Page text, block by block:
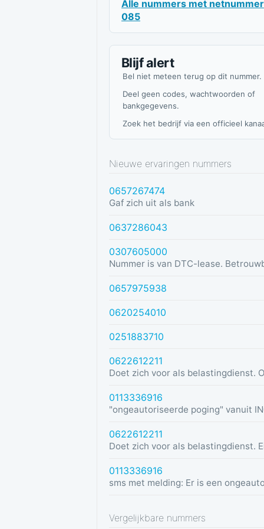
Alle nummers met netnummer
085
Blijf alert
Bel niet meteen terug op dit nummer.
Deel geen codes, wachtwoorden of
bankgegevens.
Zoek het bedrijf via een officieel
Nieuwe ervaringen nummers
0657267474
Gaf zich uit als bank
0637286043
0307605000
Nummer is van DTC-lease.
0657975938
0620254010
0251883710
0622612211
0113336916
0622612211
0113336916
Vergelijkbare nummers